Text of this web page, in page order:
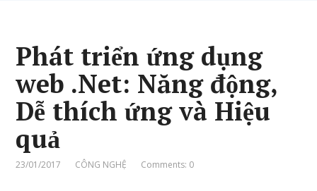
Phát triển ứng dụng
web .Net: Năng động,
Dễ thích ứng và Hiệu
quả
23/01/2017 CÔNG NGHỆ Comments: 0